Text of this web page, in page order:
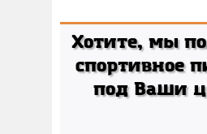
Хотите, мы
спортивное
под Ваши